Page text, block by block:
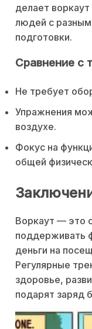
делает
людей с
подготовки.
Сравнение с
Не требует
Упражнения
воздухе.
Фокус на
общей
Воркаут — это
поддерживать
деньги на
Регулярные
здоровье,
подарят заряд